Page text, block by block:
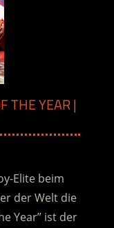
THE YEAR |
Elite beim
der Welt die
Year” ist der